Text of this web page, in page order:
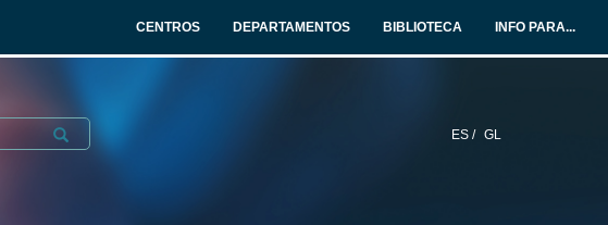
CENTROS DEPARTAMENTOS BIBLIOTECA INFO PARA...
ES / GL
Submit